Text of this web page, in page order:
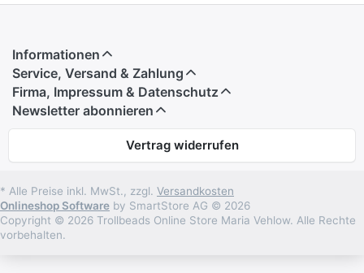
Informationen
Service, Versand & Zahlung
Firma, Impressum & Datenschutz
Newsletter abonnieren
Vertrag widerrufen
* Alle Preise inkl. MwSt., zzgl. Versandkosten
Onlineshop Software by SmartStore AG © 2026
Copyright © 2026 Trollbeads Online Store Maria Vehlow. Alle Rechte
vorbehalten.